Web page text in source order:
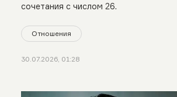
сочетания с числом 26.
Отношения
30.07.2026, 01:28